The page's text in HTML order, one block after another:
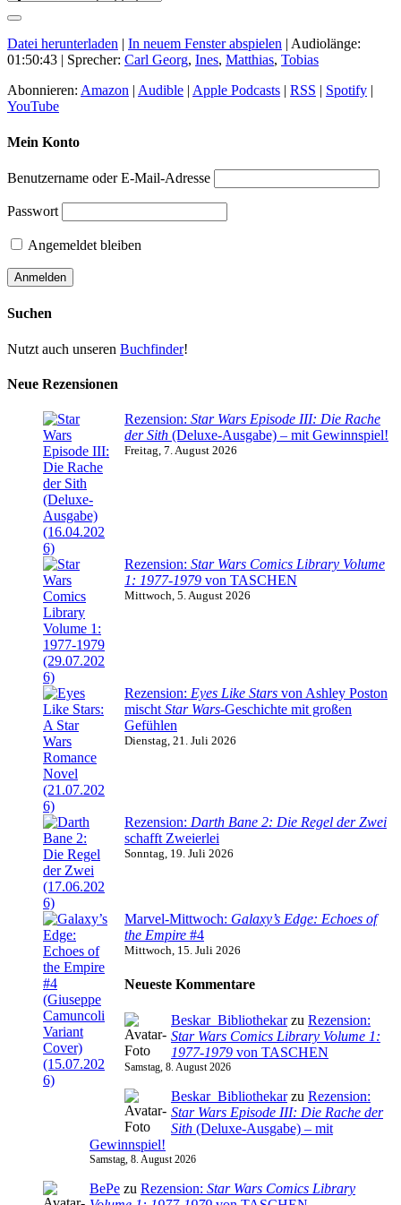
Datei herunterladen In neuem Fenster abspielen Audiolänge:
01:50:43 | Sprecher: Carl Georg, Ines, Matthias, Tobias
Abonnieren: Amazon Audible Apple Podcasts RSS Spotify
YouTube
Mein Konto
Benutzername oder E-Mail-Adresse
Passwort
Angemeldet bleiben
Suchen
Nutzt auch unseren Buchfinder!
Neue Rezensionen
Rezension: Star Wars Episode III: Die Rache
der Sith (Deluxe-Ausgabe) – mit Gewinnspiel!
Freitag, 7. August 2026
Rezension: Star Wars Comics Library Volume
1: 1977-1979 von TASCHEN
Mittwoch, 5. August 2026
Rezension: Eyes Like Stars von Ashley Poston
mischt Star Wars-Geschichte mit großen
Gefühlen
Dienstag, 21. Juli 2026
Rezension: Darth Bane 2: Die Regel der Zwei
schafft Zweierlei
Sonntag, 19. Juli 2026
Marvel-Mittwoch: Galaxy’s Edge: Echoes of
the Empire #4
Mittwoch, 15. Juli 2026
Neueste Kommentare
Beskar_Bibliothekarzu Rezension:
Star Wars Comics Library Volume 1:
1977-1979 von TASCHEN
Samstag, 8. August 2026
Beskar_Bibliothekarzu Rezension:
Star Wars Episode III: Die Rache der
Sith (Deluxe-Ausgabe) – mit
Gewinnspiel!
Samstag, 8. August 2026
BePe zu Rezension: Star Wars Comics Library